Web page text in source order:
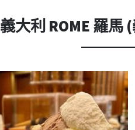
義大利 ROME 羅馬